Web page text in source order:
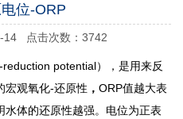
位-ORP
14 点击次数：3742
potential）， 是用来反
宏观氧化-还原性 ， ORP值越大表
水体的还原性越强。电位为正表